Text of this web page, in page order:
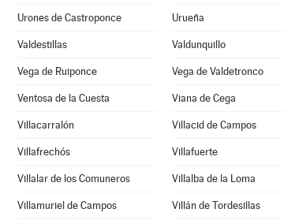
Urones de Castroponce Urueña
Valdestillas Valdunquillo
Vega de Ruiponce Vega de Valdetronco
Ventosa de la Cuesta Viana de Cega
Villacarralón Villacid de Campos
Villafrechós Villafuerte
Villalar de los Comuneros Villalba de la Loma
Villamuriel de Campos Villán de Tordesillas